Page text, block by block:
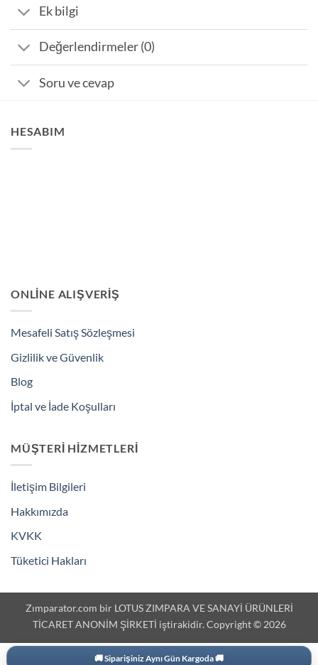
Ek bilgi
Değerlendirmeler (0)
Soru ve cevap
HESABIM
ONLINE ALIŞVERIŞ
Mesafeli Satış Sözleşmesi
Gizlilik ve Güvenlik
Blog
İptal ve İade Koşulları
MÜŞTERI HIZMETLERI
İletişim Bilgileri
Hakkımızda
KVKK
Tüketici Hakları
Zımparator.com bir LOTUS ZIMPARA VE SANAYİ ÜRÜNLERİ
TİCARET ANONİM ŞİRKETİ iştirakidir. Copyright © 2026
🚚 Siparişiniz Aynı Gün Kargoda 🚚